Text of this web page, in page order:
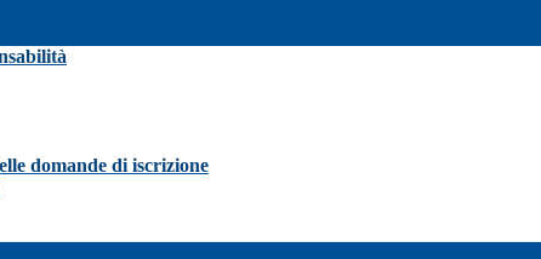
domande di iscrizione